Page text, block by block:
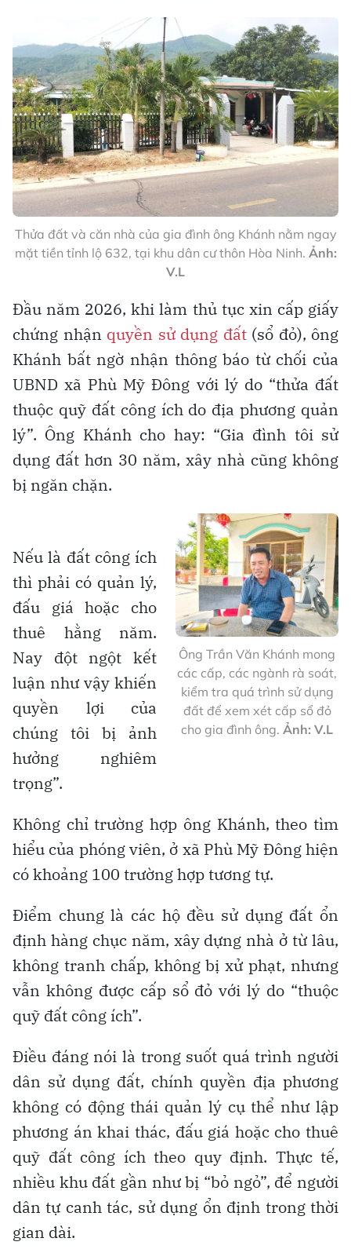
Thửa đất và căn nhà của gia đình ông Khánh nằm ngay
mặt tiền tỉnh lộ 632, tại khu dân cư thôn Hòa Ninh. Ảnh:
V.L
Đầu năm 2026, khi làm thủ tục xin cấp giấy
chứng nhận quyền sử dụng đất(sổ đỏ), ông
Khánh bất ngờ nhận thông báo từ chối của
UBND xã Phù Mỹ Đông với lý do “thửa đất
thuộc quỹ đất công ích do địa phương quản
lý”. Ông Khánh cho hay: “Gia đình tôi sử
dụng đất hơn 30 năm, xây nhà cũng không
bị ngăn chặn.
Ông Trần Văn Khánh mong
các cấp, các ngành rà soát,
kiểm tra quá trình sử dụng
đất để xem xét cấp sổ đỏ
cho gia đình ông. Ảnh: V.L
Nếu là đất công ích
thì phải có quản lý,
đấu giá hoặc cho
thuê hằng năm.
Nay đột ngột kết
luận như vậy khiến
quyền lợi của
chúng tôi bị ảnh
hưởng nghiêm
trọng”.
Không chỉ trường hợp ông Khánh, theo tìm
hiểu của phóng viên, ở xã Phù Mỹ Đông hiện
có khoảng 100 trường hợp tương tự.
Điểm chung là các hộ đều sử dụng đất ổn
định hàng chục năm, xây dựng nhà ở từ lâu,
không tranh chấp, không bị xử phạt, nhưng
vẫn không được cấp sổ đỏ với lý do “thuộc
quỹ đất công ích”.
Điều đáng nói là trong suốt quá trình người
dân sử dụng đất, chính quyền địa phương
không có động thái quản lý cụ thể như lập
phương án khai thác, đấu giá hoặc cho thuê
quỹ đất công ích theo quy định. Thực tế,
nhiều khu đất gần như bị “bỏ ngỏ”, để người
dân tự canh tác, sử dụng ổn định trong thời
gian dài.